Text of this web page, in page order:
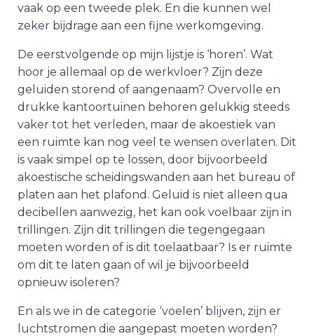
vaak op een tweede plek. En die kunnen wel
zeker bijdrage aan een fijne werkomgeving.
De eerstvolgende op mijn lijstje is ‘horen’. Wat
hoor je allemaal op de werkvloer? Zijn deze
geluiden storend of aangenaam? Overvolle en
drukke kantoortuinen behoren gelukkig steeds
vaker tot het verleden, maar de akoestiek van
een ruimte kan nog veel te wensen overlaten. Dit
is vaak simpel op te lossen, door bijvoorbeeld
akoestische scheidingswanden aan het bureau of
platen aan het plafond. Geluid is niet alleen qua
decibellen aanwezig, het kan ook voelbaar zijn in
trillingen. Zijn dit trillingen die tegengegaan
moeten worden of is dit toelaatbaar? Is er ruimte
om dit te laten gaan of wil je bijvoorbeeld
opnieuw isoleren?
En als we in de categorie ‘voelen’ blijven, zijn er
luchtstromen die aangepast moeten worden?